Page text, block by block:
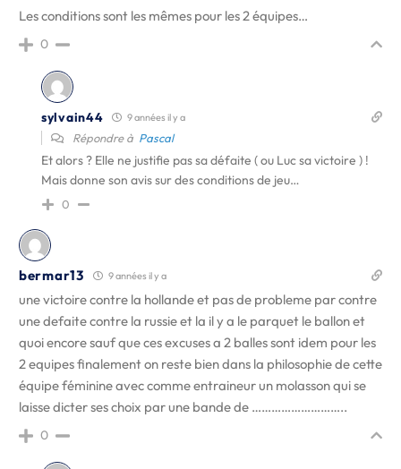
Les conditions sont les mêmes pour les 2 équipes…
0
sylvain44 9 années il y a
Répondre à Pascal
Et alors ? Elle ne justifie pas sa défaite ( ou Luc sa victoire ) !
Mais donne son avis sur des conditions de jeu…
0
bermar13 9 années il y a
une victoire contre la hollande et pas de probleme par contre
une defaite contre la russie et la il y a le parquet le ballon et
quoi encore sauf que ces excuses a 2 balles sont idem pour les
2 equipes finalement on reste bien dans la philosophie de cette
équipe féminine avec comme entraineur un molasson qui se
laisse dicter ses choix par une bande de ………………………..
0